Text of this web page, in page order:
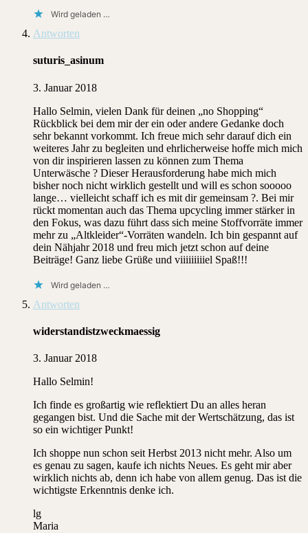
Wird geladen …
Antworten
suturis_asinum
3. Januar 2018
Hallo Selmin, vielen Dank für deinen „no Shopping“
Rückblick bei dem mir der ein oder andere Gedanke doch
sehr bekannt vorkommt. Ich freue mich sehr darauf dich ein
weiteres Jahr zu begleiten und ehrlicherweise hoffe mich mich
von dir inspirieren lassen zu können zum Thema
Unterwäsche ? Dieser Herausforderung habe mich mich
bisher noch nicht wirklich gestellt und will es schon sooooo
lange… vielleicht schaff ich es mit dir gemeinsam ?. Bei mir
rückt momentan auch das Thema upcycling immer stärker in
den Fokus, was dazu führt dass sich meine Stoffvorräte immer
mehr zu „Altkleider“-Vorräten wandeln. Ich bin gespannt auf
dein Nähjahr 2018 und freu mich jetzt schon auf deine
Beiträge! Ganz liebe Grüße und viiiiiiiiiel Spaß!!!
Wird geladen …
Antworten
widerstandistzweckmaessig
3. Januar 2018
Hallo Selmin!
Ich finde es großartig wie reflektiert Du an alles heran
gegangen bist. Und die Sache mit der Wertschätzung, das ist
so ein wichtiger Punkt!
Ich shoppe nun schon seit Herbst 2013 nicht mehr. Also um
es genau zu sagen, kaufe ich nichts Neues. Es geht mir aber
wirklich nichts ab, denn ich habe von allem genug. Das ist die
wichtigste Erkenntnis denke ich.
lg
Maria